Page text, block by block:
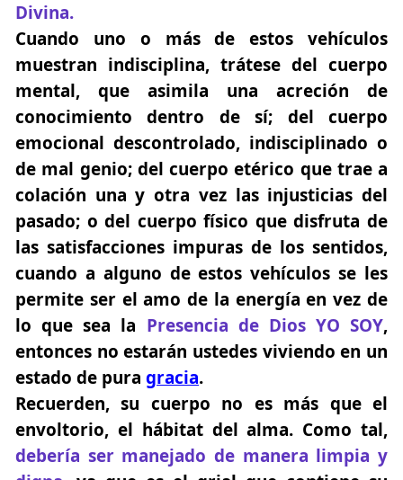
Divina.
Cuando uno o más de estos vehículos
muestran indisciplina, trátese del cuerpo
mental, que asimila una acreción de
conocimiento dentro de sí; del cuerpo
emocional descontrolado, indisciplinado o
de mal genio; del cuerpo etérico que trae a
colación una y otra vez las injusticias del
pasado; o del cuerpo físico que disfruta de
las satisfacciones impuras de los sentidos,
cuando a alguno de estos vehículos se les
permite ser el amo de la energía en vez de
lo que sea la Presencia de Dios YO SOY,
entonces no estarán ustedes viviendo en un
estado de pura gracia.
Recuerden, su cuerpo no es más que el
envoltorio, el hábitat del alma. Como tal,
debería ser manejado de manera limpia y